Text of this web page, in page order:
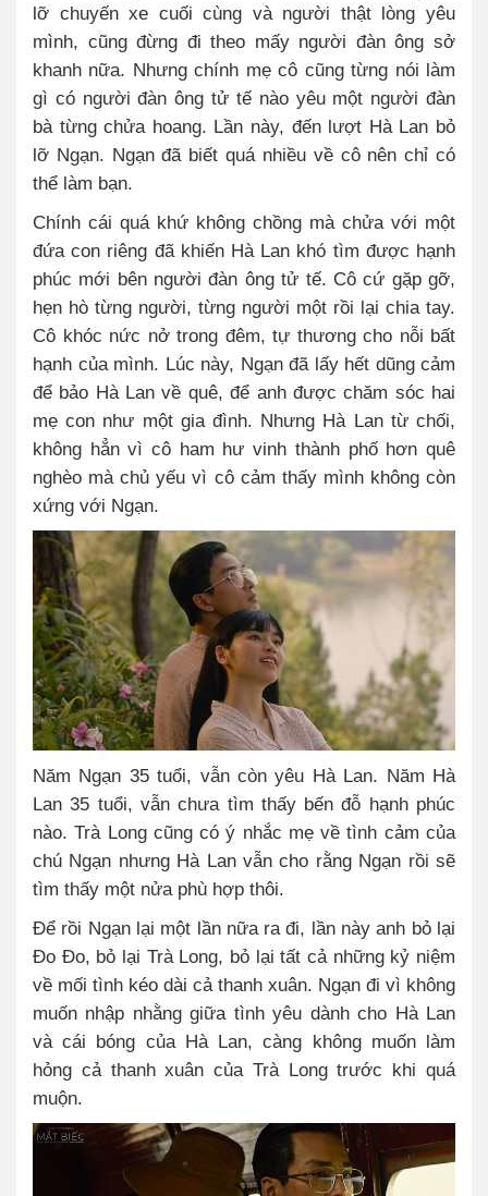
lỡ chuyến xe cuối cùng và người thật lòng yêu
mình, cũng đừng đi theo mấy người đàn ông sở
khanh nữa. Nhưng chính mẹ cô cũng từng nói làm
gì có người đàn ông tử tế nào yêu một người đàn
bà từng chửa hoang. Lần này, đến lượt Hà Lan bỏ
lỡ Ngạn. Ngạn đã biết quá nhiều về cô nên chỉ có
thể làm bạn.
Chính cái quá khứ không chồng mà chửa với một
đứa con riêng đã khiến Hà Lan khó tìm được hạnh
phúc mới bên người đàn ông tử tế. Cô cứ gặp gỡ,
hẹn hò từng người, từng người một rồi lại chia tay.
Cô khóc nức nở trong đêm, tự thương cho nỗi bất
hạnh của mình. Lúc này, Ngạn đã lấy hết dũng cảm
để bảo Hà Lan về quê, để anh được chăm sóc hai
mẹ con như một gia đình. Nhưng Hà Lan từ chối,
không hẳn vì cô ham hư vinh thành phố hơn quê
nghèo mà chủ yếu vì cô cảm thấy mình không còn
xứng với Ngạn.
Năm Ngạn 35 tuổi, vẫn còn yêu Hà Lan. Năm Hà
Lan 35 tuổi, vẫn chưa tìm thấy bến đỗ hạnh phúc
nào. Trà Long cũng có ý nhắc mẹ về tình cảm của
chú Ngạn nhưng Hà Lan vẫn cho rằng Ngạn rồi sẽ
tìm thấy một nửa phù hợp thôi.
Để rồi Ngạn lại một lần nữa ra đi, lần này anh bỏ lại
Đo Đo, bỏ lại Trà Long, bỏ lại tất cả những kỷ niệm
về mối tình kéo dài cả thanh xuân. Ngạn đi vì không
muốn nhập nhằng giữa tình yêu dành cho Hà Lan
và cái bóng của Hà Lan, càng không muốn làm
hỏng cả thanh xuân của Trà Long trước khi quá
muộn.